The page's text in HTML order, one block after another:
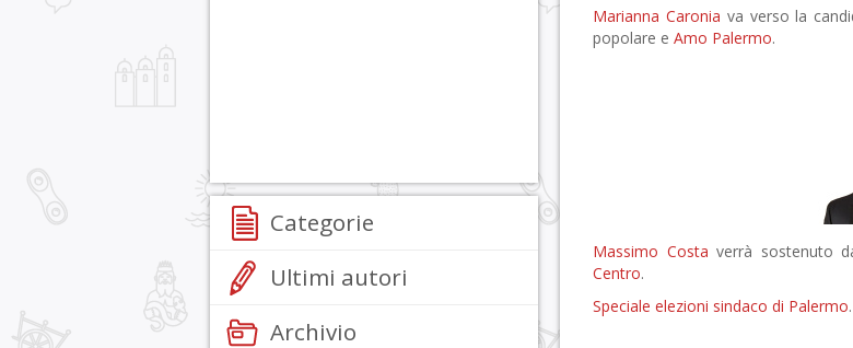
Marianna Caronia va verso la
popolare e Amo Palermo.
Massimo Costa verrà sostenuto
Centro.
Speciale elezioni sindaco di Palermo.
Categorie
Ultimi autori
Archivio